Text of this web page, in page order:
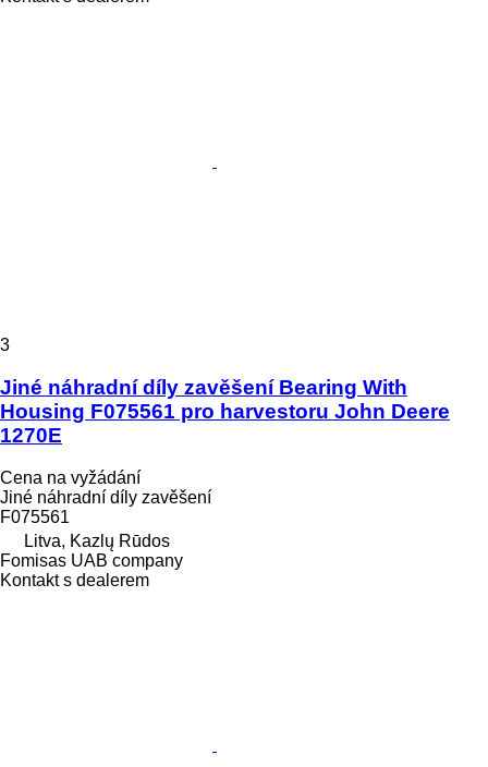
3
Jiné náhradní díly zavěšení Bearing With
Housing F075561 pro harvestoru John Deere
1270E
Cena na vyžádání
Jiné náhradní díly zavěšení
F075561
Litva, Kazlų Rūdos
Fomisas UAB company
Kontakt s dealerem